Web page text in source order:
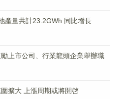
產量共計23.2GWh 同比增長
上市公司、行業龍頭企業舉辦職
擴大 上漲周期或將開啓